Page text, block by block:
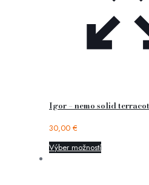
Igor – nemo solid
30,00 €
Výber možností